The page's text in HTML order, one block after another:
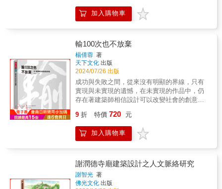
建造經過與落成，在建築史學者經實地考察後
的娓娓道來中，不僅深入認識知名的國父紀念
館，還有已遭拆除或改建的建築，乃至故宮競
畫案。
身踏察過的世界建築鉅作，所欲表達的理念與
作法，最後陳述自己的實際作品，以及藉此作
品所欲表達對建築的內心想望作為結束。
土地利用、宗教信仰在建築中呈現的方式、建
築史上劃時代的創新做法，以及摩登年代的現
代建築。
園、紀念碑、火葬場及齋堂，共收錄28處建
築，超過300張照片，從建築設計者的角色，觀
必經的過程。
加入購物車
輸100次也不放棄
楊倩蓉 著
天下文化 出版
2024/07/26 出版
成功與失敗之間，從來沒有明顯的界線，只有
實現與未實現的遺憾，在未實現的作品中，仍
存在著建築師相信設計可以改變社會的創意與
才夠？建築壽命長達數百年，影響的不僅是委
託人、使用者，更廣泛牽涉環境生態、城市美
學、生活方式，因此每一個設計決策，對社會
破、持續創新，在兼顧事務所的生存與理念
下，堅持設計可以改變社會的使命 。在書中所
公開的未竟之作中，可以感受到 JJP 對設計的
9 折 特價 720 元
加入購物車
謝潤德寺廟建築設計之人文脈絡研究
謝智光 著
佛光文化 出版